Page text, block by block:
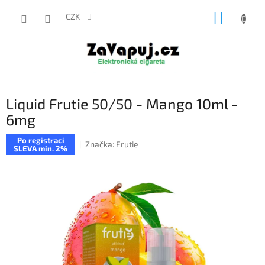
CZK
Liquid Frutie 50/50 - Mango 10ml -
6mg
Po registraci
SLEVA min. 2%
Značka: Frutie